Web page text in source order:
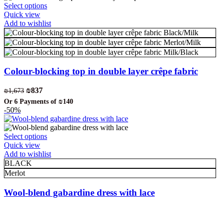
Select optionsThis
has
multiple
variants.
The
options
may
be
the
page
Quick view
Add to wishlist
Black/Milk
Merlot/Milk
Milk/Black
Colour-blocking top in double layer crêpe fabric
₪1,673 Original
price
was:
₪1,673.
₪837Current
price
₪837.
Or 6 Payments of ₪140
-50%
Select optionsThis
has
variants.
The
options
may
Quick view
Add to wishlist
BLACK
Merlot
Wool-blend gabardine dress with lace